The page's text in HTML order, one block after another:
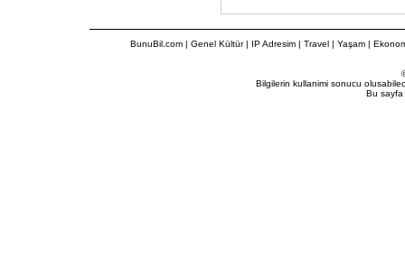
BunuBil.com| Genel Kültür| IP Adresim| Travel| Yaşam |
Bilgilerin kullanimi sonucu
Bu sayfa